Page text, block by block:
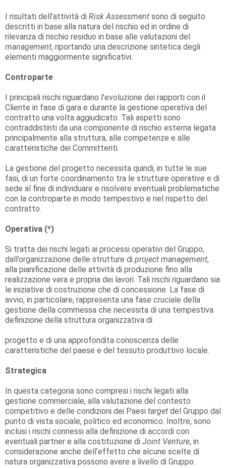
I risultati dell’attività di Risk Assessment sono di seguito
descritti in base alla natura del rischio ed in ordine di
rilevanza di rischio residuo in base alle valutazioni del
management, riportando una descrizione sintetica degli
elementi maggiormente significativi.
Controparte
I principali rischi riguardano l’evoluzione dei rapporti con il
Cliente in fase di gara e durante la gestione operativa del
contratto una volta aggiudicato. Tali aspetti sono
contraddistinti da una componente di rischio esterna legata
principalmente alla struttura, alle competenze e alle
caratteristiche dei Committenti.
La gestione del progetto necessita quindi, in tutte le sue
fasi, di un forte coordinamento tra le strutture operative e di
sede al fine di individuare e risolvere eventuali problematiche
con la controparte in modo tempestivo e nel rispetto del
contratto.
Operativa (*)
Si tratta dei rischi legati ai processi operativi del Gruppo,
dall’organizzazione delle strutture di project management,
alla pianificazione delle attività di produzione fino alla
realizzazione vera e propria dei lavori. Tali rischi riguardano sia
le iniziative di costruzione che di concessione. La fase di
avvio, in particolare, rappresenta una fase cruciale della
gestione della commessa che necessita di una tempestiva
definizione della struttura organizzativa di
progetto e di una approfondita conoscenza delle
caratteristiche del paese e del tessuto produttivo locale.
Strategica
In questa categoria sono compresi i rischi legati alla
gestione commerciale, alla valutazione del contesto
competitivo e delle condizioni dei Paesi target del Gruppo dal
punto di vista sociale, politico ed economico. Inoltre, sono
inclusi i rischi connessi alla definizione di accordi con
eventuali partner e alla costituzione di Joint Venture, in
considerazione anche dell’effetto che alcune scelte di
natura organizzativa possono avere a livello di Gruppo.